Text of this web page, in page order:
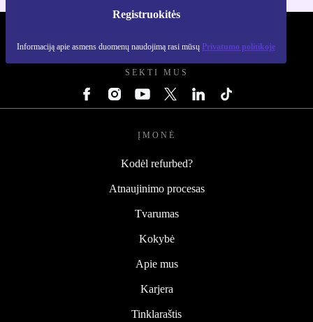
Registruokitės
Informaciją apie asmens duomenų naudojimą rasi mūsų Privatumo politikoje
SEKTI MUS
ĮMONĖ
Kodėl refurbed?
Atnaujinimo procesas
Tvarumas
Kokybė
Apie mus
Karjera
Tinklaraštis